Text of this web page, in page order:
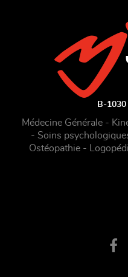
B-1030
Médecine Générale -
- Soins
Ostéopathie -